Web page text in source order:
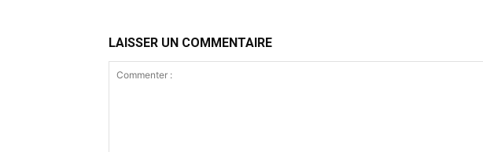
LAISSER UN COMMENTAIRE